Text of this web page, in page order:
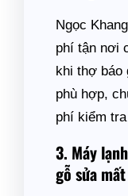
Ngọc
phí tận nơi
khi thợ báo
phù hợp,
phí kiểm
3. Máy
gỗ sửa